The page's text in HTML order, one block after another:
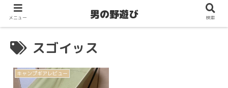
スゴイッス
キャンプギアレビュー
メニュー 男の野遊び 検索